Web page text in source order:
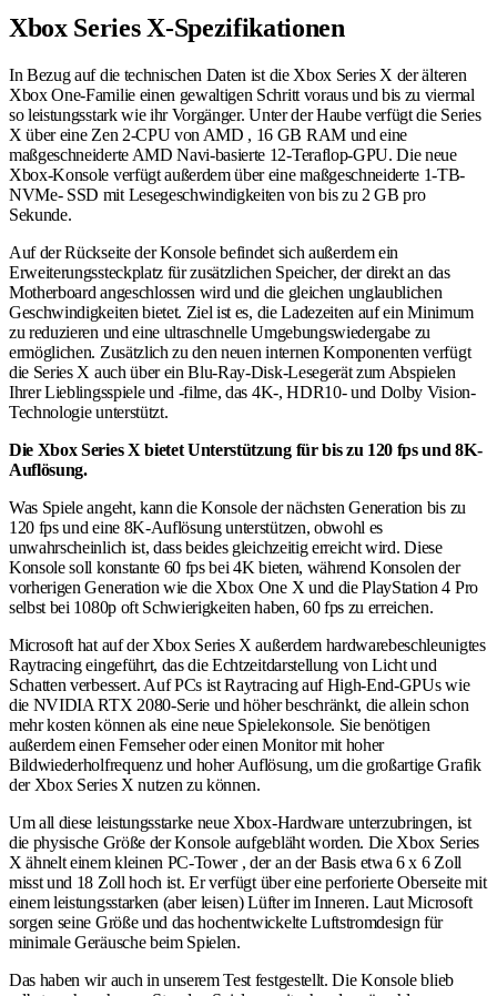
Xbox Series X-Spezifikationen
In Bezug auf die technischen Daten ist die Xbox Series X der älteren
Xbox One-Familie einen gewaltigen Schritt voraus und bis zu viermal
so leistungsstark wie ihr Vorgänger. Unter der Haube verfügt die Series
X über eine Zen 2-CPU von AMD , 16 GB RAM und eine
maßgeschneiderte AMD Navi-basierte 12-Teraflop-GPU. Die neue
Xbox-Konsole verfügt außerdem über eine maßgeschneiderte 1-TB-
NVMe- SSD mit Lesegeschwindigkeiten von bis zu 2 GB pro
Sekunde.
Auf der Rückseite der Konsole befindet sich außerdem ein
Erweiterungssteckplatz für zusätzlichen Speicher, der direkt an das
Motherboard angeschlossen wird und die gleichen unglaublichen
Geschwindigkeiten bietet. Ziel ist es, die Ladezeiten auf ein Minimum
zu reduzieren und eine ultraschnelle Umgebungswiedergabe zu
ermöglichen. Zusätzlich zu den neuen internen Komponenten verfügt
die Series X auch über ein Blu-Ray-Disk-Lesegerät zum Abspielen
Ihrer Lieblingsspiele und -filme, das 4K-, HDR10- und Dolby Vision-
Technologie unterstützt.
Die Xbox Series X bietet Unterstützung für bis zu 120 fps und 8K-
Auflösung.
Was Spiele angeht, kann die Konsole der nächsten Generation bis zu
120 fps und eine 8K-Auflösung unterstützen, obwohl es
unwahrscheinlich ist, dass beides gleichzeitig erreicht wird. Diese
Konsole soll konstante 60 fps bei 4K bieten, während Konsolen der
vorherigen Generation wie die Xbox One X und die PlayStation 4 Pro
selbst bei 1080p oft Schwierigkeiten haben, 60 fps zu erreichen.
Microsoft hat auf der Xbox Series X außerdem hardwarebeschleunigtes
Raytracing eingeführt, das die Echtzeitdarstellung von Licht und
Schatten verbessert. Auf PCs ist Raytracing auf High-End-GPUs wie
die NVIDIA RTX 2080-Serie und höher beschränkt, die allein schon
mehr kosten können als eine neue Spielekonsole. Sie benötigen
außerdem einen Fernseher oder einen Monitor mit hoher
Bildwiederholfrequenz und hoher Auflösung, um die großartige Grafik
der Xbox Series X nutzen zu können.
Um all diese leistungsstarke neue Xbox-Hardware unterzubringen, ist
die physische Größe der Konsole aufgebläht worden. Die Xbox Series
X ähnelt einem kleinen PC-Tower , der an der Basis etwa 6 x 6 Zoll
misst und 18 Zoll hoch ist. Er verfügt über eine perforierte Oberseite mit
einem leistungsstarken (aber leisen) Lüfter im Inneren. Laut Microsoft
sorgen seine Größe und das hochentwickelte Luftstromdesign für
minimale Geräusche beim Spielen.
Das haben wir auch in unserem Test festgestellt. Die Konsole blieb